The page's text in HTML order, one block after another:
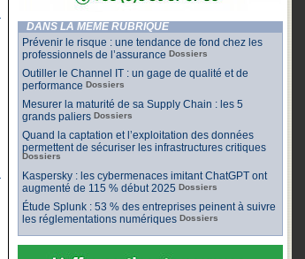
DANS LA MÊME RUBRIQUE
Prévenir le risque : une tendance de fond chez les
professionnels de l’assurance Dossiers
Outiller le Channel IT : un gage de qualité et de
performance Dossiers
Mesurer la maturité de sa Supply Chain : les 5
grands paliers Dossiers
Quand la captation et l’exploitation des données
permettent de sécuriser les infrastructures critiques
Dossiers
Kaspersky : les cybermenaces imitant ChatGPT ont
augmenté de 115 % début 2025 Dossiers
Étude Splunk : 53 % des entreprises peinent à suivre
les réglementations numériques Dossiers